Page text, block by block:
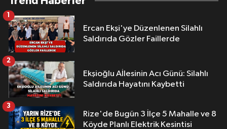
Ercan Ekşi'ye Düzenlenen Silahlı
Saldırıda Gözler Faillerde
1
Ekşioğlu Aİlesinin Acı Günü: Silahlı
Saldırıda Hayatını Kaybetti
2
Rize'de Bugün 3 İlçe 5 Mahalle ve 8
Köyde Planlı Elektrik Kesintisi
3